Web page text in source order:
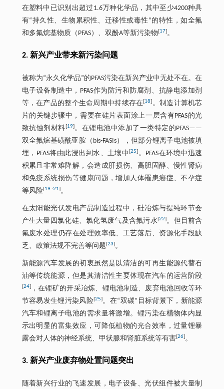
在塑料中已识别出超过1.6万种化学品，其中至少4200种具
有“持久性、生物累积性、迁移性或毒性”的特性，如全氟
和多氟烷基物质（PFAS）、双酚A等新污染物[17]。
2. 新兴产业带来新污染问题
被称为“永久化学品”的PFAS污染在新兴产业中无处不在。在
电子设备制造中，PFAS作为防污和防腐剂、抗静电添加剂
等，在产品的整个生命周期中持续存在[18] 。制造计算机芯
片的关键步骤中，需要在硅片表面涂上一层含有PFAS的光
致抗蚀剂材料[19]。在锂电池中添加了一类特定的PFAS——
双全氟烷基磺酰亚胺（bis-FASIs），但部分锂离子电池被填
埋，PFAS将由此浸出到水、土壤中[25] 。PFAS在环境中迅速
积累且非常难降解，会造成肝损伤、高胆固醇、慢性肾病
和免疫系统损伤等健康问题，增加人体罹患癌症、不孕症
等风险[19~21]。
在太阳能光伏发电产品制造过程中，硅冶炼与提纯环节会
产生大量四氯化硅、氯化氢废气及含氟污水[22]。但目前含
氟废水处理仍存在处理效率低、工艺落后、资源化手段缺
乏、政策法规不完善等问题[23]。
新能源汽车发展的初衷虽然是以清洁的可再生能源代替石
油等传统能源，但是其清洁性主要体现在汽车的运营阶段
[24]，在锂矿的开采冶炼、锂电池制造、废弃电池回收等环
节容易发生锂污染风险[25]。在“双碳”目标背景下，新能源
汽车和锂离子电池的需求量将激增。锂污染在植物体内显
示出明显的富集效应，可降低植物的光合效率，过量锂暴
露会对人体的神经系统、甲状腺和肾脏系统等有害[26]。
3. 新兴产业废弃物处置问题突出
随着新兴行业的飞速发展，电子设备、光伏组件被大量制